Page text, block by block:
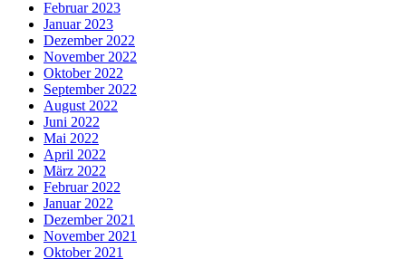
Februar 2023
Januar 2023
Dezember 2022
November 2022
Oktober 2022
September 2022
August 2022
Juni 2022
Mai 2022
April 2022
März 2022
Februar 2022
Januar 2022
Dezember 2021
November 2021
Oktober 2021